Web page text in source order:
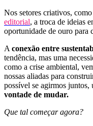
Nos setores criativos, como
editorial, a troca de ideias
oportunidade de ouro para
A conexão entre
tendência, mas uma
como a crise ambiental,
nossas aliadas para
possível se agirmos juntos,
vontade de mudar.
Que tal começar agora?